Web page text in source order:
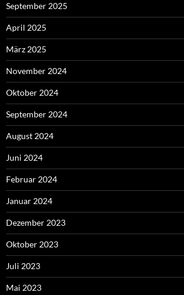
September 2025
April 2025
März 2025
November 2024
Oktober 2024
September 2024
August 2024
Juni 2024
Februar 2024
Januar 2024
Dezember 2023
Oktober 2023
Juli 2023
Mai 2023